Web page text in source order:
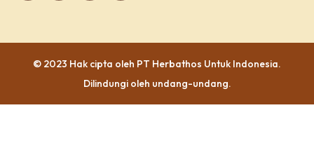
© 2023 Hak cipta oleh PT Herbathos Untuk Indonesia.
Dilindungi oleh undang-undang.